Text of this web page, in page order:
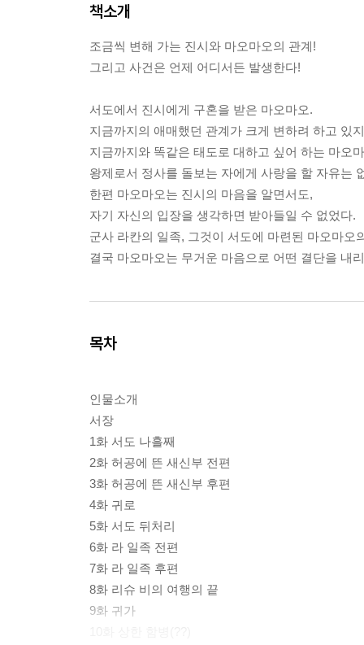
책소개
조금씩 변해 가는 진시와 마오마오의 관계!
그리고 사건은 언제 어디서든 발생한다!
서도에서 진시에게 구혼을 받은 마오마오.
지금까지의 애매했던 관계가 크게 변하려 하고 있
지금까지와 똑같은 태도로 대하고 싶어 하는 마오
왕제로서 정사를 돌보는 자에게 사랑을 할 자유는
한편 마오마오는 진시의 마음을 알면서도,
자기 자신의 입장을 생각하면 받아들일 수 없었다.
군사 라칸의 일족, 그것이 서도에 마련된 마오마오
결국 마오마오는 무거운 마음으로 어떤 결단을 내
목차
인물소개
서장
1화 서도 나흘째
2화 허공에 뜬 새신부 전편
3화 허공에 뜬 새신부 후편
4화 귀로
5화 서도 뒤처리
6화 라 일족 전편
7화 라 일족 후편
8화 리슈 비의 여행의 끝
9화 귀가